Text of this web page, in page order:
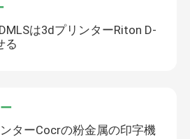
は3dプリンターRiton D-
る
ターCocrの粉金属の印字機